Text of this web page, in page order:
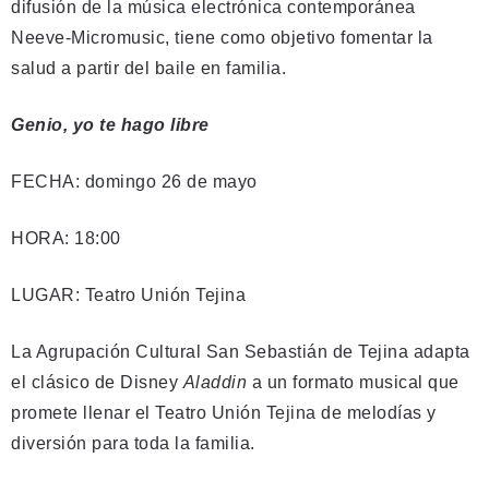
difusión de la música electrónica contemporánea
Neeve-Micromusic, tiene como objetivo fomentar la
salud a partir del baile en familia.
Genio, yo te hago libre
FECHA: domingo 26 de mayo
HORA: 18:00
LUGAR: Teatro Unión Tejina
La Agrupación Cultural San Sebastián de Tejina adapta
el clásico de Disney Aladdin a un formato musical que
promete llenar el Teatro Unión Tejina de melodías y
diversión para toda la familia.